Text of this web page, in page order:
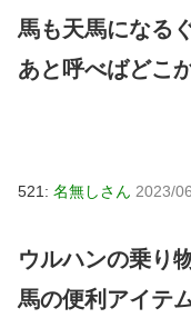
馬も天馬になる
あと呼べばどこ
521: 名無しさん 2023/
ウルハンの乗り
馬の便利アイテ